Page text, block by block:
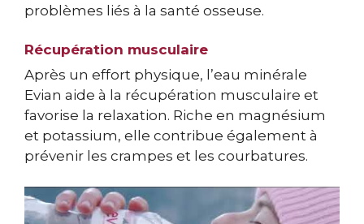
problèmes liés à la santé osseuse.
Récupération musculaire
Après un effort physique, l’eau minérale
Evian aide à la récupération musculaire et
favorise la relaxation. Riche en magnésium
et potassium, elle contribue également à
prévenir les crampes et les courbatures.